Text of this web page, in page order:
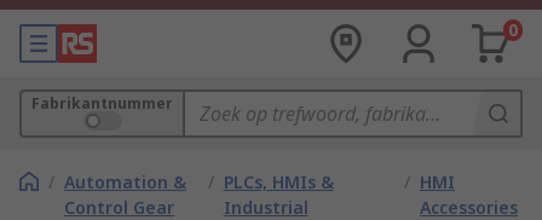
0
Fabrikantnummer
/ Automation &
Control Gear
/ PLCs, HMIs &
Industrial
/ HMI
Accessories